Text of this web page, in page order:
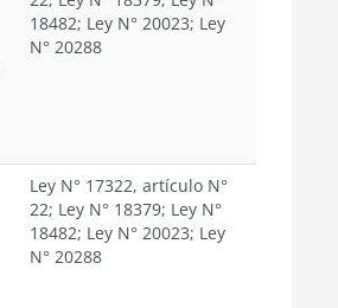
18482; Ley N° 20023; Ley
N° 20288
Ley N° 17322, artículo N°
22; Ley N° 18379; Ley N°
18482; Ley N° 20023; Ley
N° 20288